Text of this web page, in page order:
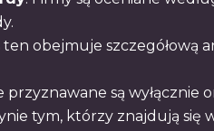
ten obejmuje szczegółową
przyznawane są wyłącznie
tym, którzy znajdują się